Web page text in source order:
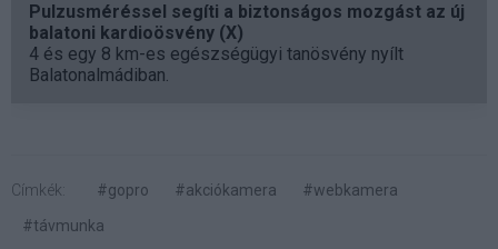
Pulzusméréssel segíti a biztonságos mozgást az új
balatoni kardioösvény (X)
4 és egy 8 km-es egészségügyi tanösvény nyílt
Balatonalmádiban.
Címkék: #gopro #akciókamera
#webkamera
#távmunka